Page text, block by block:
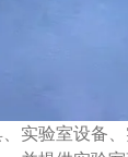
实验室设备